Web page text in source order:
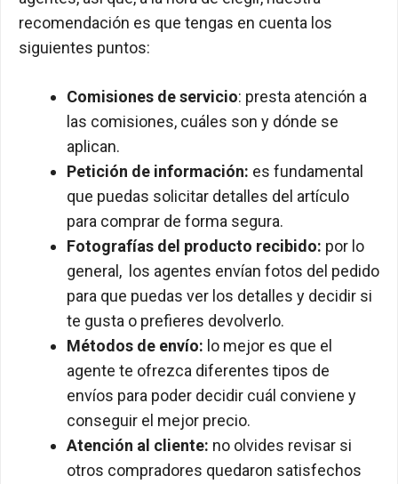
recomendación es que tengas en cuenta los
siguientes puntos:
Comisiones de servicio: presta atención a
las comisiones, cuáles son y dónde se
aplican.
Petición de información: es fundamental
que puedas solicitar detalles del artículo
para comprar de forma segura.
Fotografías del producto recibido: por lo
general, los agentes envían fotos del pedido
para que puedas ver los detalles y decidir si
te gusta o prefieres devolverlo.
Métodos de envío: lo mejor es que el
agente te ofrezca diferentes tipos de
envíos para poder decidir cuál conviene y
conseguir el mejor precio.
Atención al cliente: no olvides revisar si
otros compradores quedaron satisfechos